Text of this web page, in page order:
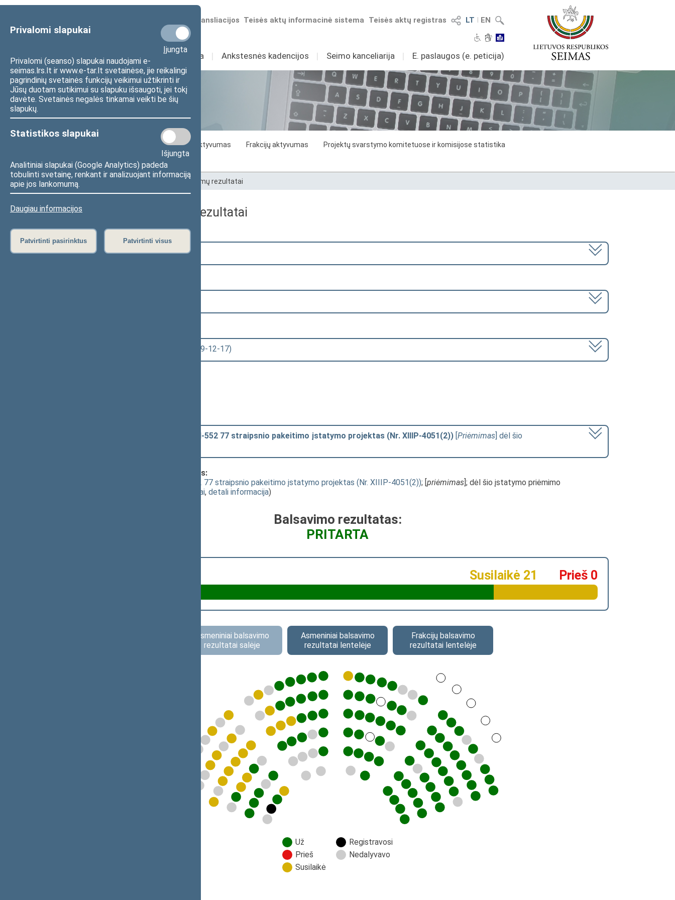
Privalomi slapukai
Įjungta
Privalomi (seanso) slapukai naudojami e-
seimas.lrs.lt ir www.e-tar.lt svetainėse, jie reikalingi
pagrindinių svetainės funkcijų veikimui užtikrinti ir
Jūsų duotam sutikimui su slapuku išsaugoti, jei tokį
davėte. Svetainės negalės tinkamai veikti be šių
slapukų.
Statistikos slapukai
Išjungta
Analitiniai slapukai (Google Analytics) padeda
tobulinti svetainę, renkant ir analizuojant informaciją
apie jos lankomumą.
Daugiau informacijos
Patvirtinti pasirinktus Patvirtinti visus
LT I EN
Teisės aktų registras
Teisės aktų informacinė sistema
Numatomos transliacijos
Sudėtis Veikla I Ankstesnės kadencijos I Seimo kanceliarija I E. paslaugos (e. peticija)
Statistika
Seimo narių aktyvumas Frakcijų aktyvumas
Projektų svarstymo komitetuose ir komisijose statistika
Seimo narių balsavimų rezultatai
Pradžia Seimo narių balsavimų rezultatai
Seimo narių balsavimų rezultatai
Pasirinkite kadenciją:
2016–2020 metų kadencija
Seimo vakarinis posėdis Nr. 368 (2019-12-17)
Sveikatos sistemos įstatymo Nr. I-552 77 straipsnio pakeitimo įstatymo projektas (Nr. XIIIP-4051(2)) [Priėmimas] dėl šio
Klausimas, dėl kurio vyko balsavimas:
Sveikatos sistemos įstatymo Nr. I-552 77 straipsnio pakeitimo įstatymo projektas (Nr. XIIIP-4051(2)); [priėmimas]; dėl šio įstatymo priėmimo
susiję dokumentai, detali informacija)
Balsavimo rezultatas:
PRITARTA
Prieš 0
Susilaikė 21
Asmeniniai balsavimo
rezultatai salėje
Asmeniniai balsavimo
rezultatai lentelėje
Frakcijų balsavimo
rezultatai lentelėje
Už
Prieš
Susilaikė
Registravosi
Nedalyvavo